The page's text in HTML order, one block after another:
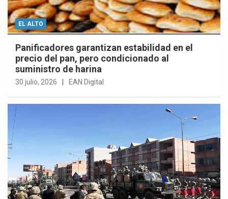
EL ALTO
Panificadores garantizan estabilidad en el
precio del pan, pero condicionado al
suministro de harina
30 julio, 2026 EAN Digital